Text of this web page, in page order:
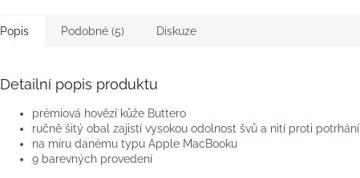
Popis Podobné (5) Diskuze
Detailní popis produktu
prémiová hovězí kůže Buttero
ručně šitý obal zajistí vysokou odolnost švů a nití proti potrhání
na míru danému typu Apple MacBooku
9 barevných provedení